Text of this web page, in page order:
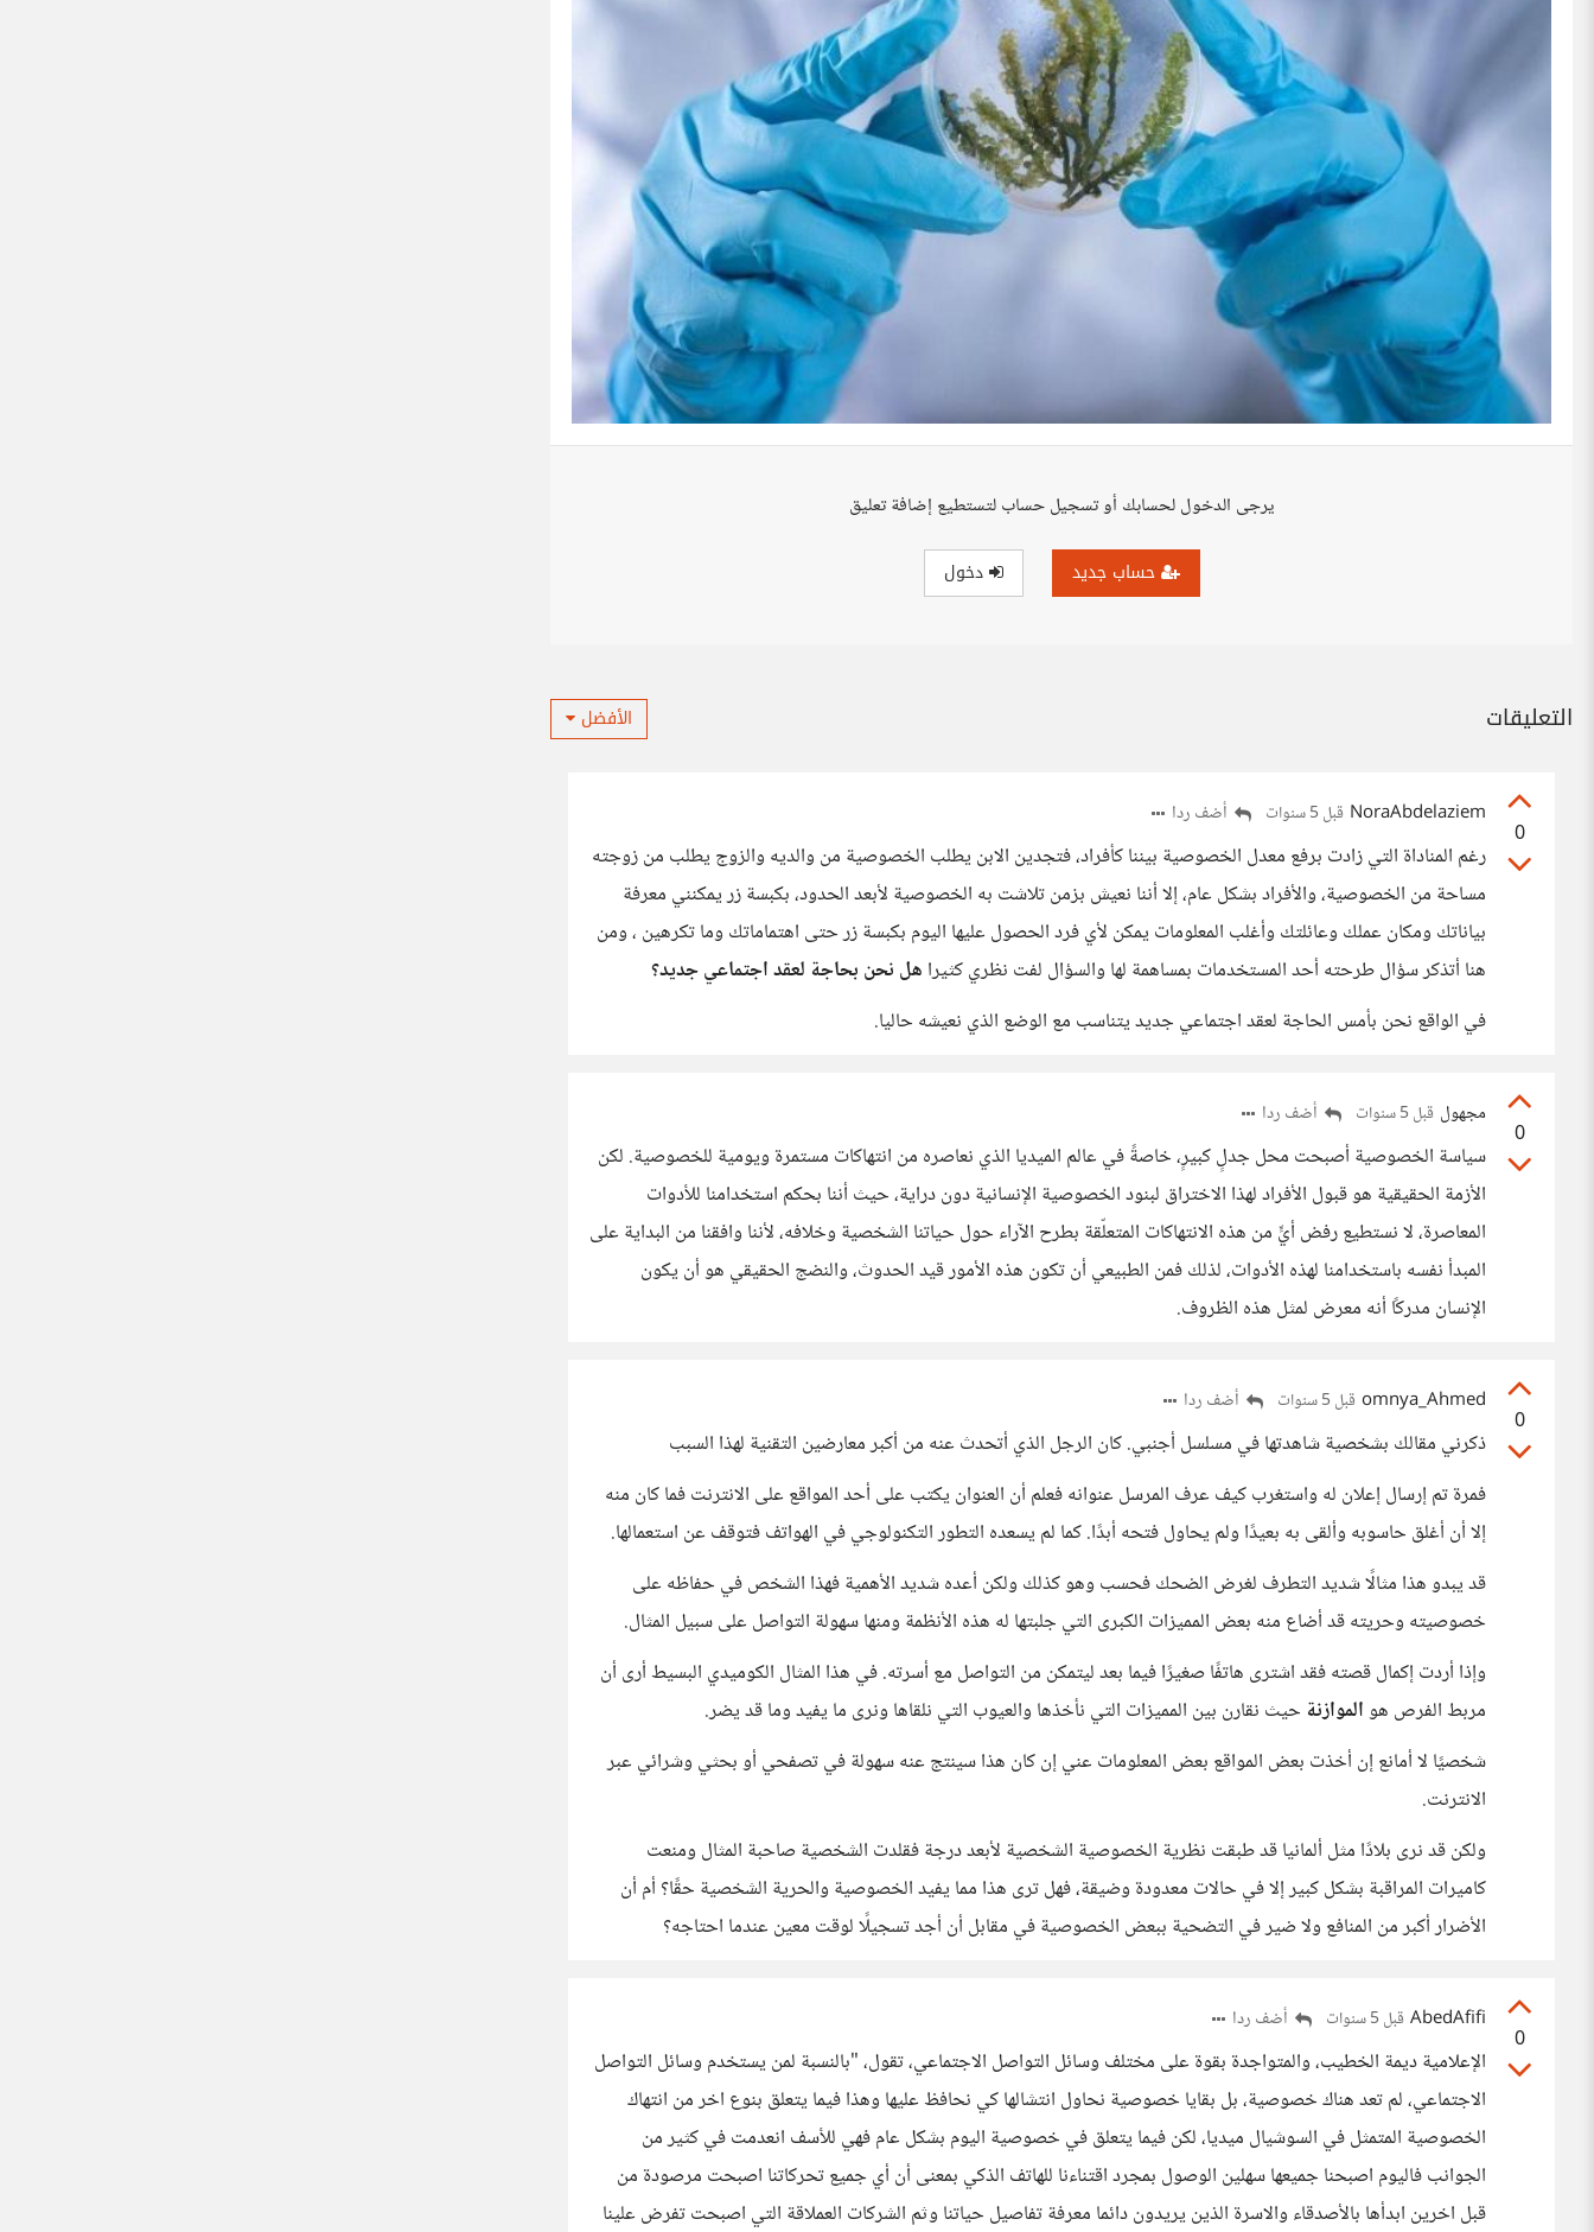
يرجى الدخول لحسابك أو تسجيل حساب لتستطيع إضافة تعليق
حساب جديد دخول
التعليقات الأفضل
0
NoraAbdelaziem قبل 5 سنوات أضف ردا
رغم المناداة التي زادت برفع معدل الخصوصية بيننا كأفراد، فتجدين الابن يطلب الخصوصية من والديه والزوج يطلب من زوجته
مساحة من الخصوصية، والأفراد بشكل عام، إلا أننا نعيش بزمن تلاشت به الخصوصية لأبعد الحدود، بكبسة زر يمكنني معرفة
بياناتك ومكان عملك وعائلتك وأغلب المعلومات يمكن لأي فرد الحصول عليها اليوم بكبسة زر حتى اهتماماتك وما تكرهين ، ومن
هنا أتذكر سؤال طرحته أحد المستخدمات بمساهمة لها والسؤال لفت نظري كثيرا هل نحن بحاجة لعقد اجتماعي جديد؟
في الواقع نحن بأمس الحاجة لعقد اجتماعي جديد يتناسب مع الوضع الذي نعيشه حاليا.
0
مجهول قبل 5 سنوات أضف ردا
سياسة الخصوصية أصبحت محل جدلٍ كبيرٍ، خاصةً في عالم الميديا الذي نعاصره من انتهاكات مستمرة ويومية للخصوصية. لكن
الأزمة الحقيقية هو قبول الأفراد لهذا الاختراق لبنود الخصوصية الإنسانية دون دراية، حيث أننا بحكم استخدامنا للأدوات
المعاصرة، لا نستطيع رفض أيٍّ من هذه الانتهاكات المتعلّقة بطرح الآراء حول حياتنا الشخصية وخلافه، لأننا وافقنا من البداية على
المبدأ نفسه باستخدامنا لهذه الأدوات، لذلك فمن الطبيعي أن تكون هذه الأمور قيد الحدوث، والنضج الحقيقي هو أن يكون
الإنسان مدركًا أنه معرض لمثل هذه الظروف.
0
omnya_Ahmed قبل 5 سنوات أضف ردا
ذكرني مقالك بشخصية شاهدتها في مسلسل أجنبي. كان الرجل الذي أتحدث عنه من أكبر معارضين التقنية لهذا السبب
فمرة تم إرسال إعلان له واستغرب كيف عرف المرسل عنوانه فعلم أن العنوان يكتب على أحد المواقع على الانترنت فما كان منه
إلا أن أغلق حاسوبه وألقى به بعيدًا ولم يحاول فتحه أبدًا. كما لم يسعده التطور التكنولوجي في الهواتف فتوقف عن استعمالها.
قد يبدو هذا مثالًا شديد التطرف لغرض الضحك فحسب وهو كذلك ولكن أعده شديد الأهمية فهذا الشخص في حفاظه على
خصوصيته وحريته قد أضاع منه بعض المميزات الكبرى التي جلبتها له هذه الأنظمة ومنها سهولة التواصل على سبيل المثال.
وإذا أردت إكمال قصته فقد اشترى هاتفًا صغيرًا فيما بعد ليتمكن من التواصل مع أسرته. في هذا المثال الكوميدي البسيط أرى أن
مربط الفرص هوالموازنة حيث نقارن بين المميزات التي نأخذها والعيوب التي نلقاها ونرى ما يفيد وما قد يضر.
شخصيًا لا أمانع إن أخذت بعض المواقع بعض المعلومات عني إن كان هذا سينتج عنه سهولة في تصفحي أو بحثي وشرائي عبر
الانترنت.
ولكن قد نرى بلادًا مثل ألمانيا قد طبقت نظرية الخصوصية الشخصية لأبعد درجة فقلدت الشخصية صاحبة المثال ومنعت
كاميرات المراقبة بشكل كبير إلا في حالات معدودة وضيقة، فهل ترى هذا مما يفيد الخصوصية والحرية الشخصية حقًا؟ أم أن
الأضرار أكبر من المنافع ولا ضير في التضحية ببعض الخصوصية في مقابل أن أجد تسجيلًا لوقت معين عندما احتاجه؟
0
AbedAfifi قبل 5 سنوات أضف ردا
الإعلامية ديمة الخطيب، والمتواجدة بقوة على مختلف وسائل التواصل الاجتماعي، تقول، "بالنسبة لمن يستخدم وسائل التواصل
الاجتماعي، لم تعد هناك خصوصية، بل بقايا خصوصية نحاول انتشالها كي نحافظ عليها وهذا فيما يتعلق بنوع اخر من انتهاك
الخصوصية المتمثل في السوشيال ميديا، لكن فيما يتعلق في خصوصية اليوم بشكل عام فهي للأسف انعدمت في كثير من
الجوانب فاليوم اصبحنا جميعها سهلين الوصول بمجرد اقتناءنا للهاتف الذكي بمعنى أن أي جميع تحركاتنا اصبحت مرصودة من
قبل اخرين ابدأها بالأصدقاء والاسرة الذين يريدون دائما معرفة تفاصيل حياتنا وثم الشركات العملاقة التي اصبحت تفرض علينا